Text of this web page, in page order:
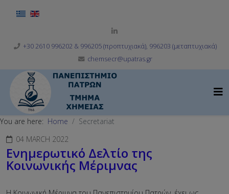
Select your language
+30 2610 996202 & 996205 (προπτυχιακά), 996203 (μεταπτυχιακά)
chemsecr@upatras.gr
You are here: Home
Secretariat
04 MARCH 2022
Ενημερωτικό Δελτίο της
Κοινωνικής Μέριμνας